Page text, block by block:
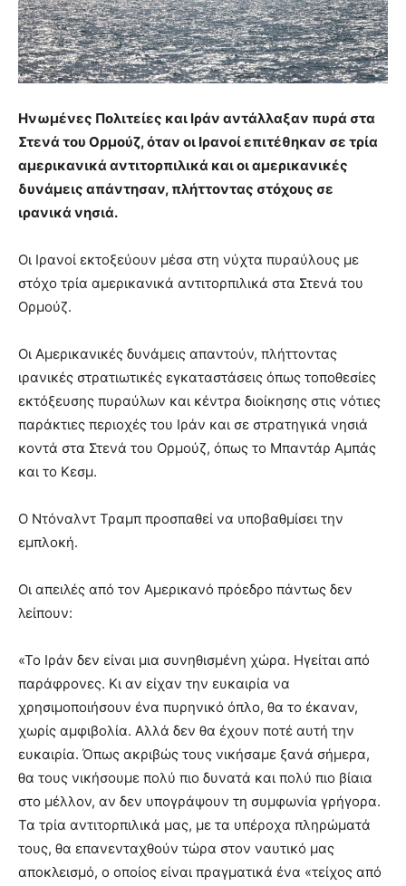
Ηνωμένες Πολιτείες και Ιράν αντάλλαξαν πυρά στα
Στενά του Ορμούζ, όταν οι Ιρανοί επιτέθηκαν σε τρία
αμερικανικά αντιτορπιλικά και οι αμερικανικές
δυνάμεις απάντησαν, πλήττοντας στόχους σε
ιρανικά νησιά.
Οι Ιρανοί εκτοξεύουν μέσα στη νύχτα πυραύλους με
στόχο τρία αμερικανικά αντιτορπιλικά στα Στενά του
Ορμούζ.
Οι Αμερικανικές δυνάμεις απαντούν, πλήττοντας
ιρανικές στρατιωτικές εγκαταστάσεις όπως τοποθεσίες
εκτόξευσης πυραύλων και κέντρα διοίκησης στις νότιες
παράκτιες περιοχές του Ιράν και σε στρατηγικά νησιά
κοντά στα Στενά του Ορμούζ, όπως το Μπαντάρ Αμπάς
και το Κεσμ.
Ο Ντόναλντ Τραμπ προσπαθεί να υποβαθμίσει την
εμπλοκή.
Οι απειλές από τον Αμερικανό πρόεδρο πάντως δεν
λείπουν:
«Το Ιράν δεν είναι μια συνηθισμένη χώρα. Ηγείται από
παράφρονες. Κι αν είχαν την ευκαιρία να
χρησιμοποιήσουν ένα πυρηνικό όπλο, θα το έκαναν,
χωρίς αμφιβολία. Αλλά δεν θα έχουν ποτέ αυτή την
ευκαιρία. Όπως ακριβώς τους νικήσαμε ξανά σήμερα,
θα τους νικήσουμε πολύ πιο δυνατά και πολύ πιο βίαια
στο μέλλον, αν δεν υπογράψουν τη συμφωνία γρήγορα.
Τα τρία αντιτορπιλικά μας, με τα υπέροχα πληρώματά
τους, θα επανενταχθούν τώρα στον ναυτικό μας
αποκλεισμό, ο οποίος είναι πραγματικά ένα «τείχος από